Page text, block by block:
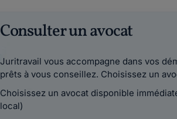
Consulter un avocat
Juritravail vous accompagne dans vos
prêts à vous conseillez. Choisissez un
Choisissez un avocat disponible
local)